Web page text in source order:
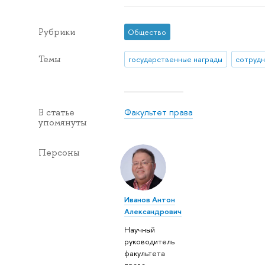
Рубрики Общество
Темы государственные награды
В статье
упомянуты
Факультет права
Персоны
Иванов Антон
Александрович
Научный
руководитель
факультета